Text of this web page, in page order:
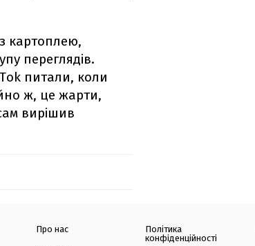
картоплею,
переглядів.
питали, коли
ж, це жарти,
вирішив
Про нас
Політика
конфіденційності